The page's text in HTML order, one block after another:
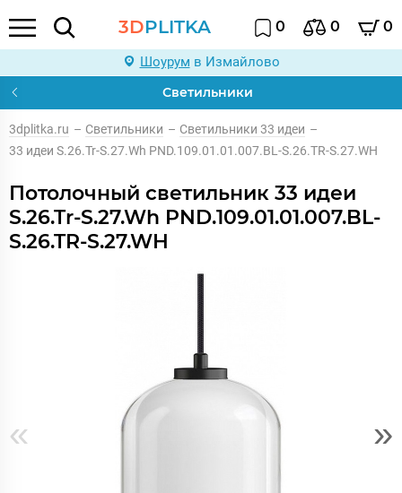
3DPLITKA 0 0 0
Шоурум в Измайлово
Светильники
3dplitka.ru – Светильники – Светильники 33 идеи –
33 идеи S.26.Tr-S.27.Wh PND.109.01.01.007.BL-S.26.TR-S.27.WH
Потолочный светильник 33 идеи
S.26.Tr-S.27.Wh PND.109.01.01.007.BL-
S.26.TR-S.27.WH
« »